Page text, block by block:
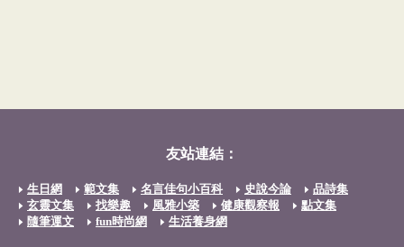
友站連結：
生日網 範文集 名言佳句小百科 史說今論
品詩集
玄靈文集
找樂趣 風雅小築 健康觀察報
點文集
隨筆運文
fun時尚網 生活養身網